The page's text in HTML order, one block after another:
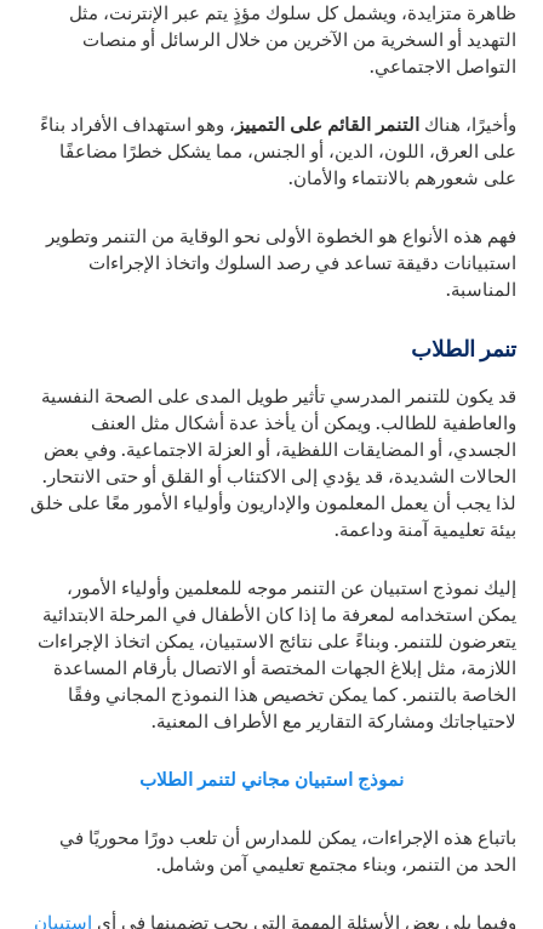
ظاهرة متزايدة، ويشمل كل سلوك مؤذٍ يتم عبر الإنترنت، مثل
التهديد أو السخرية من الآخرين من خلال الرسائل أو منصات
التواصل الاجتماعي.
وأخيرًا، هناك التنمر القائم على التمييز ، وهو استهداف الأفراد بناءً
على العرق، اللون، الدين، أو الجنس، مما يشكل خطرًا مضاعفًا
على شعورهم بالانتماء والأمان.
فهم هذه الأنواع هو الخطوة الأولى نحو الوقاية من التنمر وتطوير
استبيانات دقيقة تساعد في رصد السلوك واتخاذ الإجراءات
المناسبة.
تنمر الطلاب
قد يكون للتنمر المدرسي تأثير طويل المدى على الصحة النفسية
والعاطفية للطالب. ويمكن أن يأخذ عدة أشكال مثل العنف
الجسدي، أو المضايقات اللفظية، أو العزلة الاجتماعية. وفي بعض
الحالات الشديدة، قد يؤدي إلى الاكتئاب أو القلق أو حتى الانتحار.
لذا يجب أن يعمل المعلمون والإداريون وأولياء الأمور معًا على خلق
بيئة تعليمية آمنة وداعمة.
إليك نموذج استبيان عن التنمر موجه للمعلمين وأولياء الأمور،
يمكن استخدامه لمعرفة ما إذا كان الأطفال في المرحلة الابتدائية
يتعرضون للتنمر. وبناءً على نتائج الاستبيان، يمكن اتخاذ الإجراءات
اللازمة، مثل إبلاغ الجهات المختصة أو الاتصال بأرقام المساعدة
الخاصة بالتنمر. كما يمكن تخصيص هذا النموذج المجاني وفقًا
لاحتياجاتك ومشاركة التقارير مع الأطراف المعنية.
نموذج استبيان مجاني لتنمر الطلاب
باتباع هذه الإجراءات، يمكن للمدارس أن تلعب دورًا محوريًا في
الحد من التنمر، وبناء مجتمع تعليمي آمن وشامل.
وفيما يلي بعض الأسئلة المهمة التي يجب تضمينها في أي استبيان